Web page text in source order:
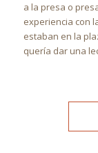
a la presa o
experiencia con
estaban en la
quería dar una